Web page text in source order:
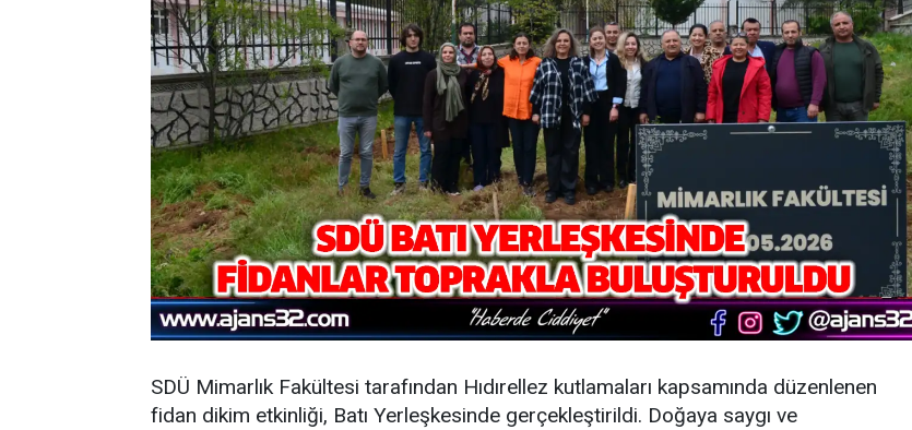
SDÜ Mimarlık Fakültesi tarafından Hıdırellez kutlamaları kapsamında düzenlenen
fidan dikim etkinliği, Batı Yerleşkesinde gerçekleştirildi. Doğaya saygı ve